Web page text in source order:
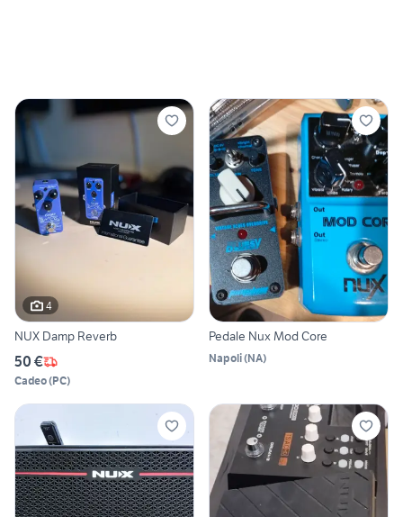
4
NUX Damp Reverb
50 €
Cadeo(PC)
Pedale Nux Mod Core
Napoli(NA)